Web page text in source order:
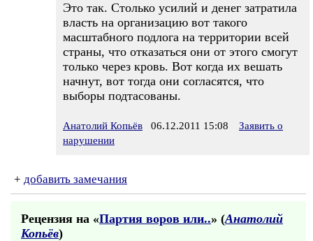
Это так. Столько усилий и денег затратила
власть на организацию вот такого
масштабного подлога на территории всей
страны, что отказаться они от этого смогут
только через кровь. Вот когда их вешать
начнут, вот тогда они согласятся, что
выборы подтасованы.
Анатолий Копьёв 06.12.2011 15:08
Заявить о
нарушении
+ добавить замечания
Рецензия на «Партия воров или..» (Анатолий
Копьёв)